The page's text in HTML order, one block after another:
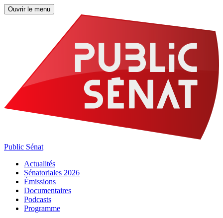
Ouvrir le menu
Public Sénat
Actualités
Sénatoriales 2026
Émissions
Documentaires
Podcasts
Programme